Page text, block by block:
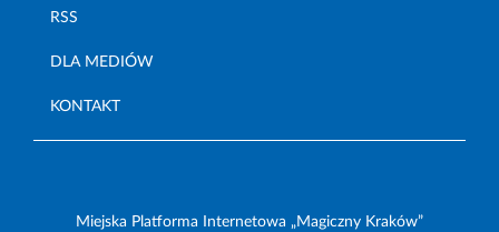
RSS
DLA MEDIÓW
KONTAKT
Miejska Platforma Internetowa „Magiczny Kraków”